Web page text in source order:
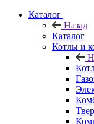
Каталог
Назад
Каталог
Котлы и